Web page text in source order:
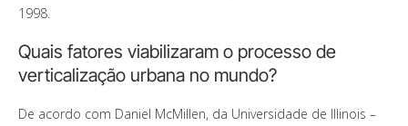
1998.
Quais fatores viabilizaram o processo de
verticalização urbana no mundo?
De acordo com Daniel McMillen, da Universidade de Illinois –